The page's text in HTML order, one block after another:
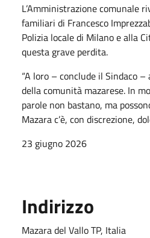
L’Amministrazione comunale
familiari di Francesco
Polizia locale di Milano e alla
questa grave perdita.
“A loro – conclude il Sindaco
della comunità mazarese. In
parole non bastano, ma
Mazara c’è, con discrezione,
23 giugno 2026
Indirizzo
Mazara del Vallo TP, Italia